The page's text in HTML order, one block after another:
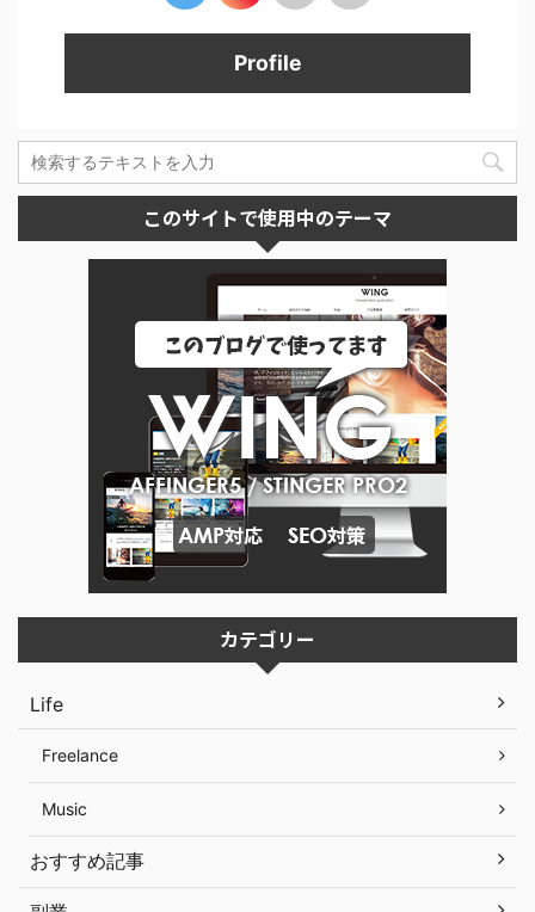
Profile
このサイトで使用中のテーマ
カテゴリー
Life
Freelance
Music
おすすめ記事